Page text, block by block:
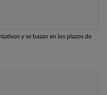
y se basan en los plazos de